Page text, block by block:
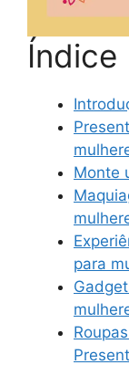
Índice
Monte
para